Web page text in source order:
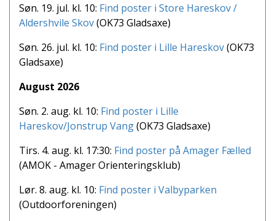
Søn. 19. jul. kl. 10: Find poster i Store Hareskov /
Aldershvile Skov(OK73 Gladsaxe)
Søn. 26. jul. kl. 10: Find poster i Lille Hareskov(OK73
Gladsaxe)
August 2026
Søn. 2. aug. kl. 10: Find poster i Lille
Hareskov/Jonstrup Vang(OK73 Gladsaxe)
Tirs. 4. aug. kl. 17:30: Find poster på Amager Fælled
(AMOK - Amager Orienteringsklub)
Lør. 8. aug. kl. 10: Find poster i Valbyparken
(Outdoorforeningen)